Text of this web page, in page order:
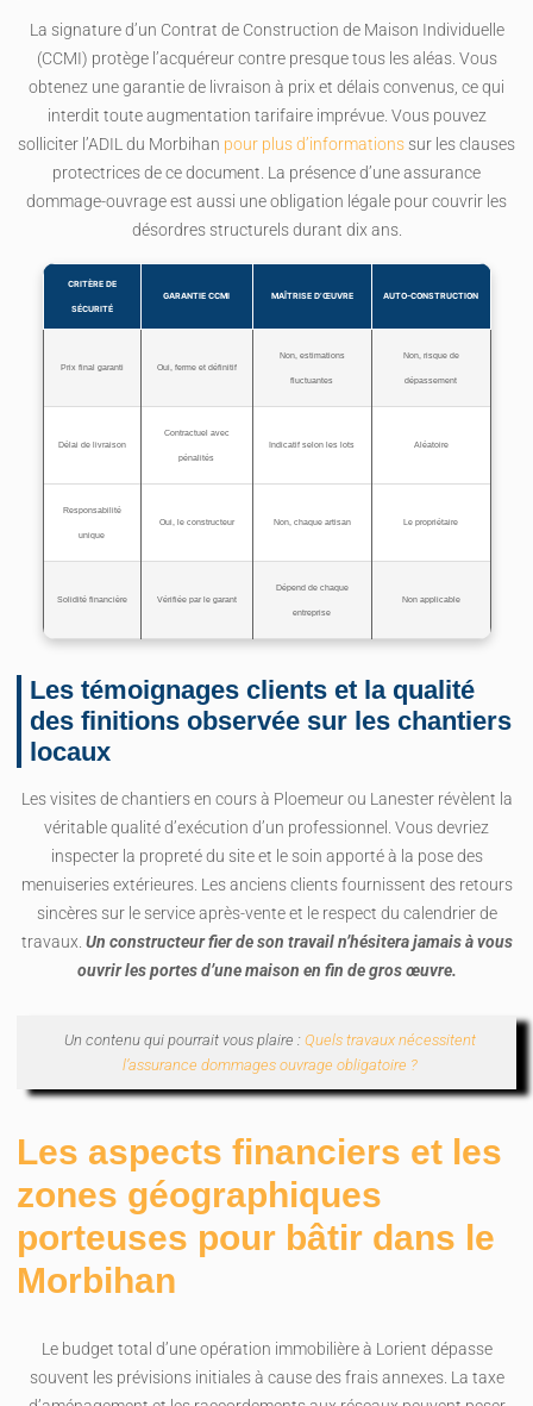
La signature d’un Contrat de Construction de Maison Individuelle
(CCMI) protège l’acquéreur contre presque tous les aléas. Vous
obtenez une garantie de livraison à prix et délais convenus, ce qui
interdit toute augmentation tarifaire imprévue. Vous pouvez
solliciter l’ADIL du Morbihan pour plus d’informations sur les clauses
protectrices de ce document. La présence d’une assurance
dommage-ouvrage est aussi une obligation légale pour couvrir les
désordres structurels durant dix ans.
CRITÈRE DE
SÉCURITÉ
GARANTIE CCMI MAÎTRISE D’ŒUVRE AUTO-CONSTRUCTION
Prix final garanti Oui, ferme et définitif
Non, estimations
fluctuantes
Non, risque de
dépassement
Délai de livraison
Contractuel avec
pénalités
Indicatif selon les lots Aléatoire
Responsabilité
unique
Oui, le constructeur Non, chaque artisan Le propriétaire
Solidité financière Vérifiée par le garant
Dépend de chaque
entreprise
Non applicable
Les témoignages clients et la qualité
des finitions observée sur les chantiers
locaux
Les visites de chantiers en cours à Ploemeur ou Lanester révèlent la
véritable qualité d’exécution d’un professionnel. Vous devriez
inspecter la propreté du site et le soin apporté à la pose des
menuiseries extérieures. Les anciens clients fournissent des retours
sincères sur le service après-vente et le respect du calendrier de
travaux. Un constructeur fier de son travail n’hésitera jamais à vous
ouvrir les portes d’une maison en fin de gros œuvre.
Un contenu qui pourrait vous plaire : Quels travaux nécessitent
l’assurance dommages ouvrage obligatoire ?
Les aspects financiers et les
zones géographiques
porteuses pour bâtir dans le
Morbihan
Le budget total d’une opération immobilière à Lorient dépasse
souvent les prévisions initiales à cause des frais annexes. La taxe